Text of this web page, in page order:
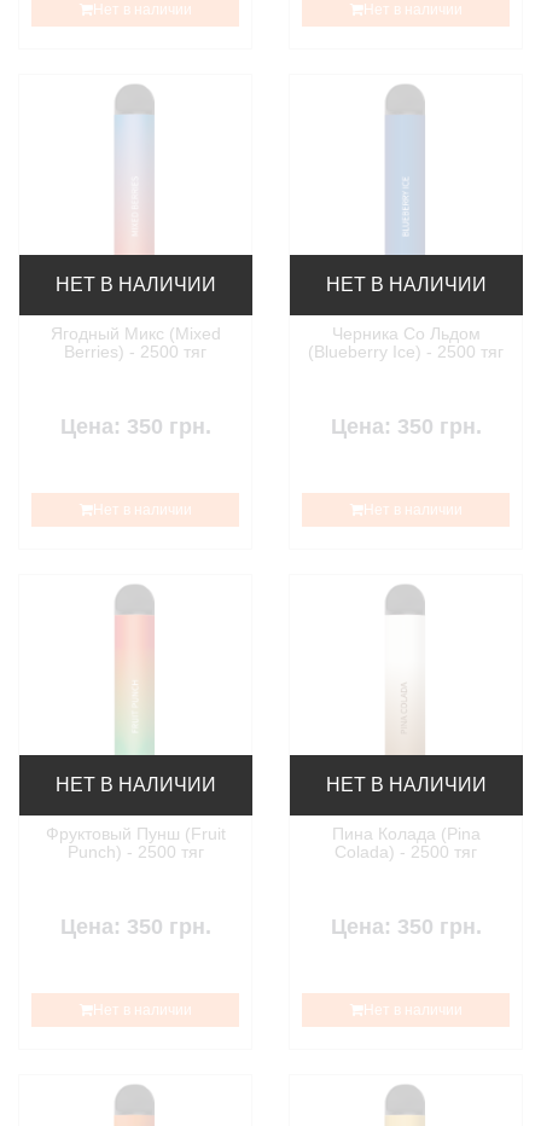
Нет в наличии Нет в наличии
НЕТ В НАЛИЧИИ
Ягодный Микс (Mixed
Berries) - 2500 тяг
Цена: 350 грн.
Нет в наличии
НЕТ В НАЛИЧИИ
Черника Со Льдом
(Blueberry Ice) - 2500 тяг
Цена: 350 грн.
Нет в наличии
НЕТ В НАЛИЧИИ
Фруктовый Пунш (Fruit
Punch) - 2500 тяг
Цена: 350 грн.
Нет в наличии
НЕТ В НАЛИЧИИ
Пина Колада (Pina
Colada) - 2500 тяг
Цена: 350 грн.
Нет в наличии